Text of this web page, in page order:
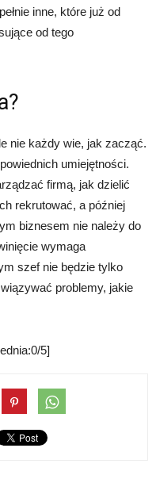
inne, które już od
od tego
nie każdy wie, jak zacząć.
umiejętności.
firmą, jak dzielić
rekrutować, a później
biznesem nie należy do
wymaga
szef nie będzie tylko
problemy, jakie
5]